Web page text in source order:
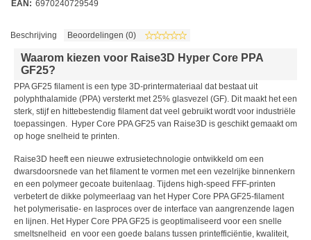
EAN: 6970240729549
Beschrijving Beoordelingen (0)
Waarom kiezen voor Raise3D Hyper Core PPA
GF25?
PPA GF25 filament is een type 3D-printermateriaal dat bestaat uit
polyphthalamide (PPA) versterkt met 25% glasvezel (GF). Dit maakt het een
sterk, stijf en hittebestendig filament dat veel gebruikt wordt voor industriële
toepassingen. Hyper Core PPA GF25 van Raise3D is geschikt gemaakt om
op hoge snelheid te printen.
Raise3D heeft een nieuwe extrusietechnologie ontwikkeld om een
dwarsdoorsnede van het filament te vormen met een vezelrijke binnenkern
en een polymeer gecoate buitenlaag. Tijdens high-speed FFF-printen
verbetert de dikke polymeerlaag van het Hyper Core PPA GF25-filament
het polymerisatie- en lasproces over de interface van aangrenzende lagen
en lijnen. Het Hyper Core PPA GF25 is geoptimaliseerd voor een snelle
smeltsnelheid en voor een goede balans tussen printefficiëntie, kwaliteit,